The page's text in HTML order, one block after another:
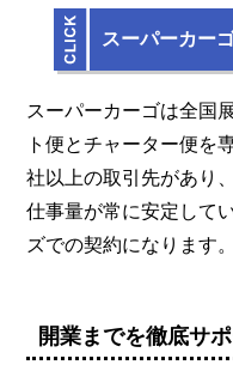
スーパーカー
スーパーカーゴは全国
ト便とチャーター便を
社以上の取引先があり
仕事量が常に安定して
ズでの契約になります。
開業までを徹底サ